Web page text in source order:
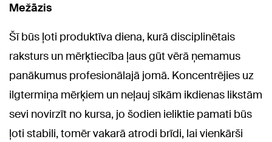
Mežāzis
Šī būs ļoti produktīva diena, kurā disciplinētais
raksturs un mērķtiecība ļaus gūt vērā ņemamus
panākumus profesionālajā jomā. Koncentrējies uz
ilgtermiņa mērķiem un neļauj sīkām ikdienas likstām
sevi novirzīt no kursa, jo šodien ieliktie pamati būs
ļoti stabili, tomēr vakarā atrodi brīdi, lai vienkārši